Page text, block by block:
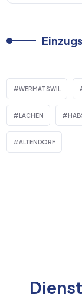
WERMATSWIL
LACHEN
ALTENDORF